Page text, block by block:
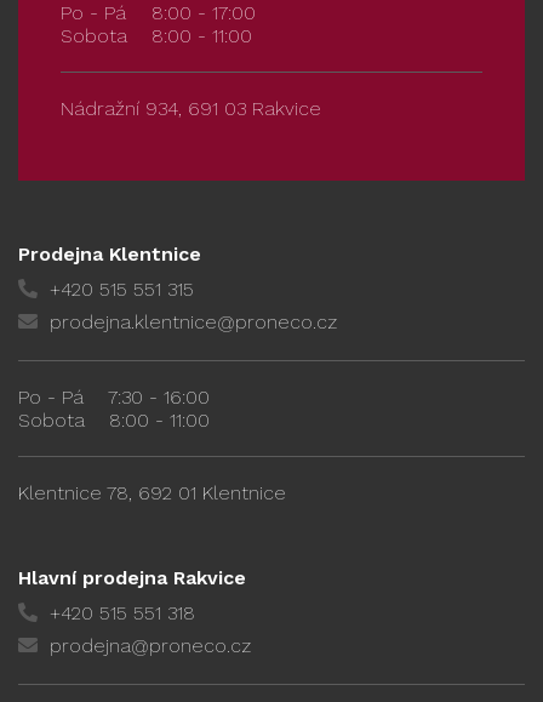
Po - Pá
8:00 - 17:00
Sobota
8:00 - 11:00
Nádražní 934, 691 03 Rakvice
Prodejna Klentnice
+420 515 551 315
prodejna.klentnice@proneco.cz
Po - Pá
7:30 - 16:00
Sobota
8:00 - 11:00
Klentnice 78, 692 01 Klentnice
Hlavní prodejna Rakvice
+420 515 551 318
prodejna@proneco.cz